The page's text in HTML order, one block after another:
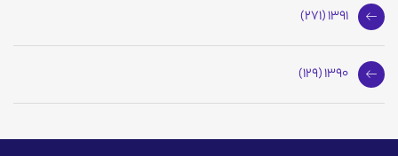
1391 (271)
1390 (129)